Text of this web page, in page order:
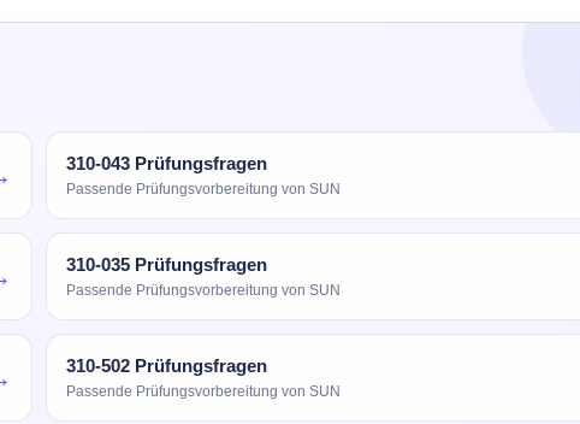
310-043 Prüfungsfragen
Passende Prüfungsvorbereitung von SUN
310-035 Prüfungsfragen
Passende Prüfungsvorbereitung von SUN
310-502 Prüfungsfragen
Passende Prüfungsvorbereitung von SUN